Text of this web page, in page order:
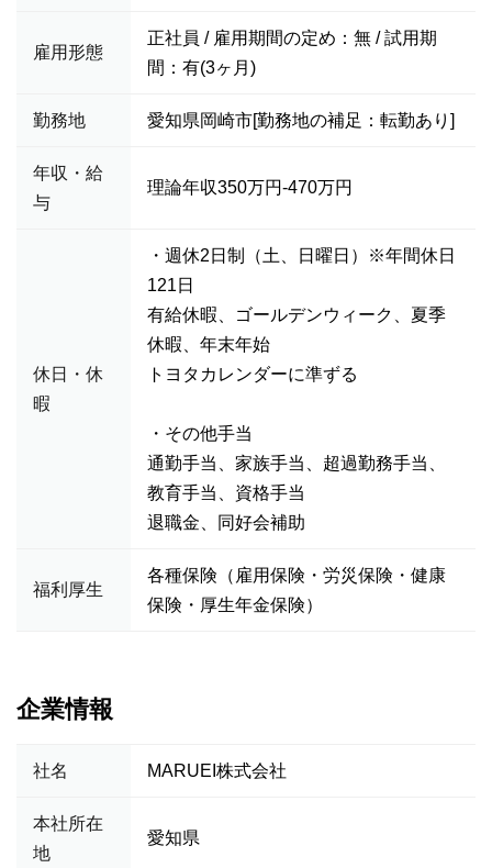
雇用形態
正社員 / 雇用期間の定め：無 / 試用期
間：有(3ヶ月)
勤務地 愛知県岡崎市[勤務地の補足：転勤あり]
年収・給
与
理論年収350万円-470万円
休日・休
暇
・週休2日制（土、日曜日）※年間休日
121日
有給休暇、ゴールデンウィーク、夏季
休暇、年末年始
トヨタカレンダーに準ずる
・その他手当
通勤手当、家族手当、超過勤務手当、
教育手当、資格手当
退職金、同好会補助
福利厚生
各種保険（雇用保険・労災保険・健康
保険・厚生年金保険）
企業情報
社名 MARUEI株式会社
本社所在
地
愛知県